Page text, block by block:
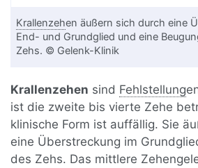
Krallenzehen äußern sich durch eine
End- und Grundglied und eine
Zehs. © Gelenk-Klinik
Krallenzehen sind Fehlstellung
ist die zweite bis vierte Zehe
klinische Form ist auffällig. Sie
eine Überstreckung im
des Zehs. Das mittlere